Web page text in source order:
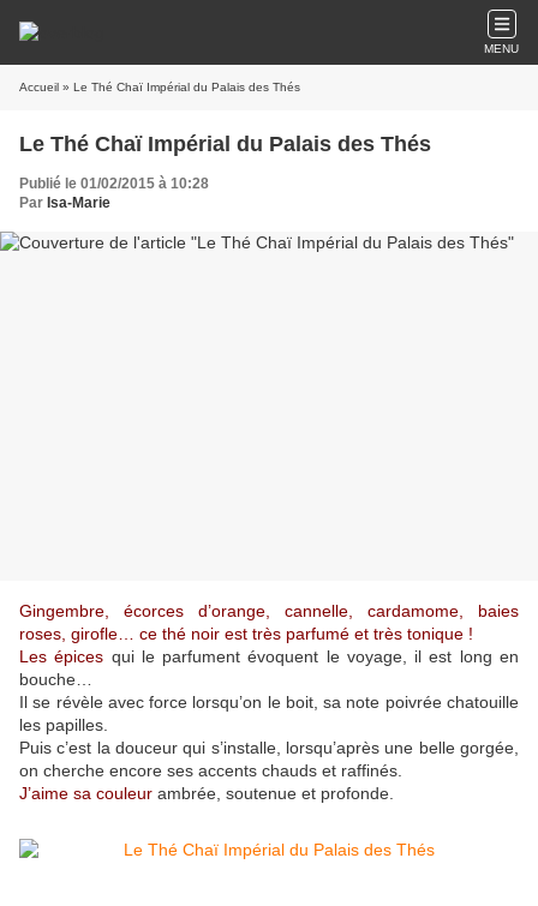
MENU
Accueil » Le Thé Chaï Impérial du Palais des Thés
Le Thé Chaï Impérial du Palais des Thés
Publié le 01/02/2015 à 10:28
Par Isa-Marie
Gingembre, écorces d’orange, cannelle, cardamome, baies
roses, girofle… ce thé noir est très parfumé et très tonique !
Les épices qui le parfument évoquent le voyage, il est long en
bouche…
Il se révèle avec force lorsqu’on le boit, sa note poivrée chatouille
les papilles.
Puis c’est la douceur qui s’installe, lorsqu’après une belle gorgée,
on cherche encore ses accents chauds et raffinés.
J’aime sa couleur ambrée, soutenue et profonde.